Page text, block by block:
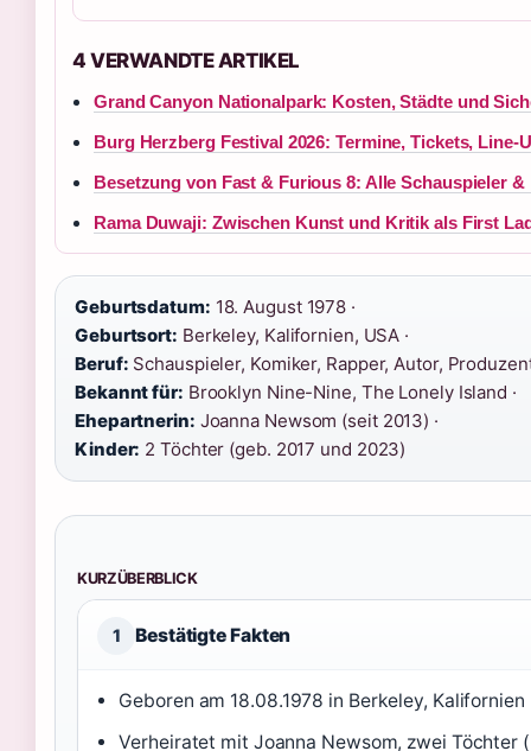
4 VERWANDTE ARTIKEL
Grand Canyon Nationalpark: Kosten, Städte und
Burg Herzberg Festival 2026: Termine, Tickets, Line-
Besetzung von Fast & Furious 8: Alle Schauspieler &
Rama Duwaji: Zwischen Kunst und Kritik als First
Geburtsdatum: 18. August 1978 ·
Geburtsort: Berkeley, Kalifornien, USA ·
Beruf: Schauspieler, Komiker, Rapper, Autor,
Bekannt für: Brooklyn Nine-Nine, The Lonely Island ·
Ehepartnerin: Joanna Newsom (seit 2013) ·
Kinder: 2 Töchter (geb. 2017 und 2023)
KURZÜBERBLICK
1 Bestätigte Fakten
Geboren am 18.08.1978 in Berkeley, Kalifornien
Verheiratet mit Joanna Newsom, zwei Töchter (